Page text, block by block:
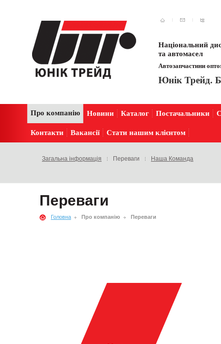
Національний
та автомасел
Автозапчастини
Юнік Трейд.
Про компанію Новини Каталог Постачальники
Контакти Вакансії Стати нашим клієнтом
Загальна інформація Переваги Наша Команда
Переваги
Головна Про компанію Переваги